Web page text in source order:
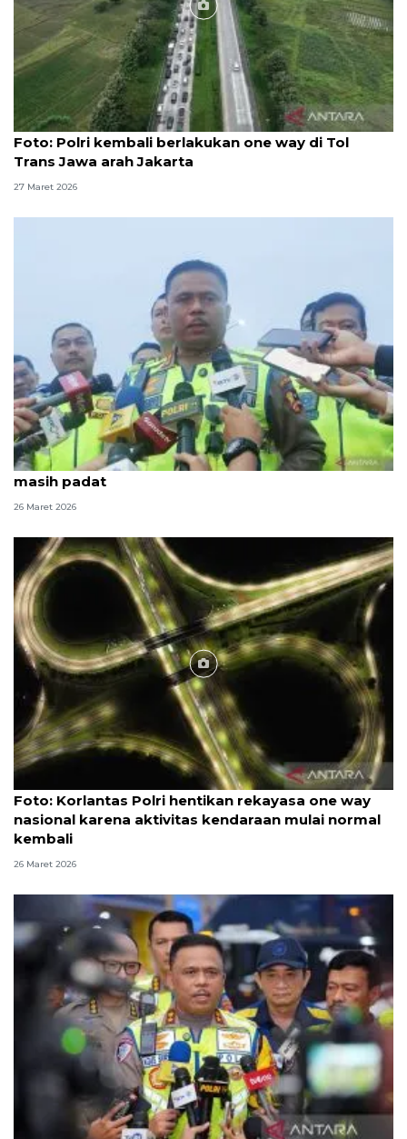
Foto
Foto: Polri kembali berlakukan one way di Tol
Trans Jawa arah Jakarta
27 Maret 2026
Tinjau ruas Tol Trans Jawa, Kakorlantas sebut lalin
masih padat
26 Maret 2026
Foto: Korlantas Polri hentikan rekayasa one way
nasional karena aktivitas kendaraan mulai normal
kembali
26 Maret 2026